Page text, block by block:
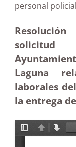
personal
Laguna
laborales
la entrega